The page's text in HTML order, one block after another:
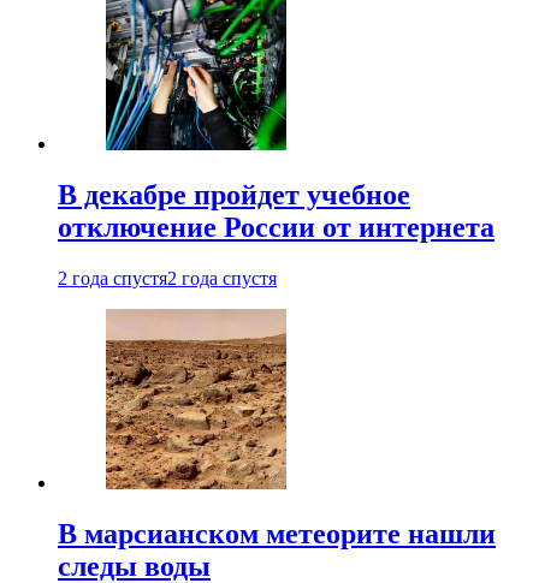
В декабре пройдет учебное
отключение России от интернета
2 года спустя2 года спустя
В марсианском метеорите нашли
следы воды